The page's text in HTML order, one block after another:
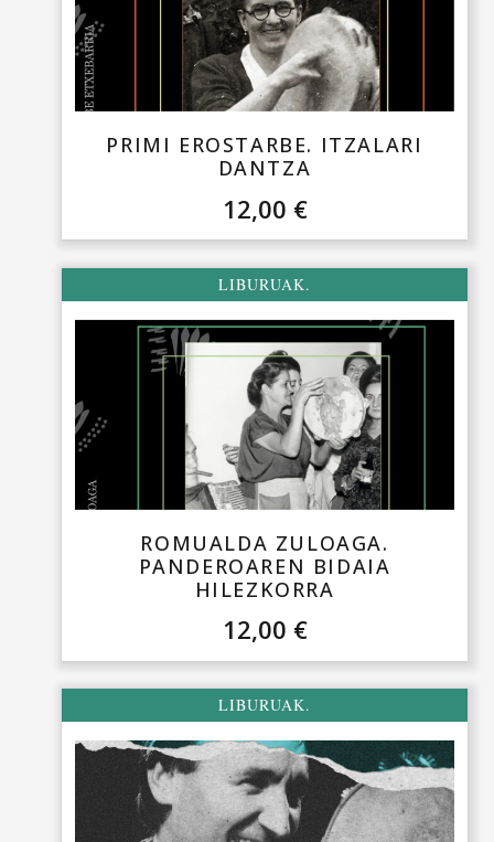
PRIMI EROSTARBE. ITZALARI
DANTZA
12,00 €
LIBURUAK.
ROMUALDA ZULOAGA.
PANDEROAREN BIDAIA
HILEZKORRA
12,00 €
LIBURUAK.